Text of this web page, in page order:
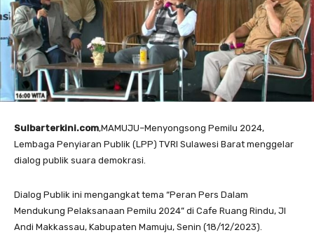
Sulbarterkini.com,MAMUJU–Menyongsong Pemilu 2024,
Lembaga Penyiaran Publik (LPP) TVRI Sulawesi Barat menggelar
dialog publik suara demokrasi.
Dialog Publik ini mengangkat tema “Peran Pers Dalam
Mendukung Pelaksanaan Pemilu 2024” di Cafe Ruang Rindu, Jl
Andi Makkassau, Kabupaten Mamuju, Senin (18/12/2023).